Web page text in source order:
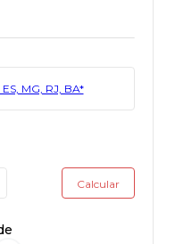
MG, RJ, BA*